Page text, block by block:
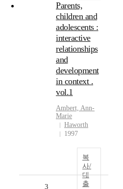
Parents,
children and
adolescents :
interactive
relationships
and
development
in context .
vol.1
Ambert, Ann-
Marie
Haworth
1997
복
사/
대
출
3